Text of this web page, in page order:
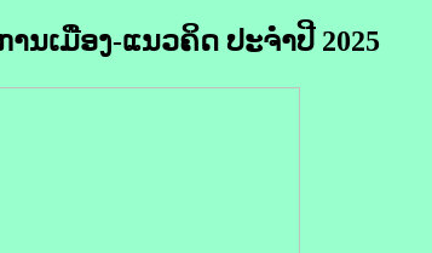
ນເມືອງ-ແນວຄິດ ປະຈໍາປີ 2025